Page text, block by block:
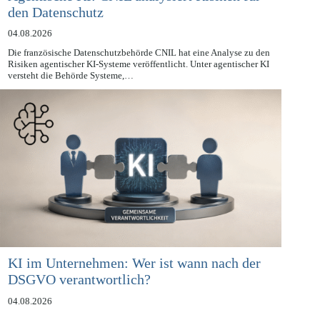
Agentische KI: CNIL analysiert Risiken für
den Datenschutz
04.08.2026
Die französische Datenschutzbehörde CNIL hat eine Analyse zu den
Risiken agentischer KI-Systeme veröffentlicht. Unter agentischer KI
versteht die Behörde Systeme,…
KI im Unternehmen: Wer ist wann nach der
DSGVO verantwortlich?